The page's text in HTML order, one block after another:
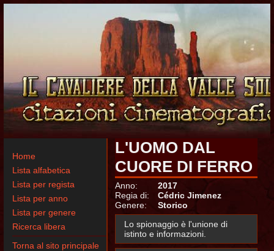
Home
Lista alfabetica
Lista per regista
Lista per anno
Lista per genere
Ricerca libera
Torna al sito principale
L'UOMO DAL
CUORE DI FERRO
Anno:
2017
Regia di:
Cédric Jimenez
Genere:
Storico
Lo spionaggio è l'unione di
istinto e informazioni.